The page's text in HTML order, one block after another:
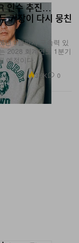
인수 추진…
거장이 다시 뭉친
년 9월까지 구속력 있
2028 회계연도 1분기
예정이다.
3.6K 0